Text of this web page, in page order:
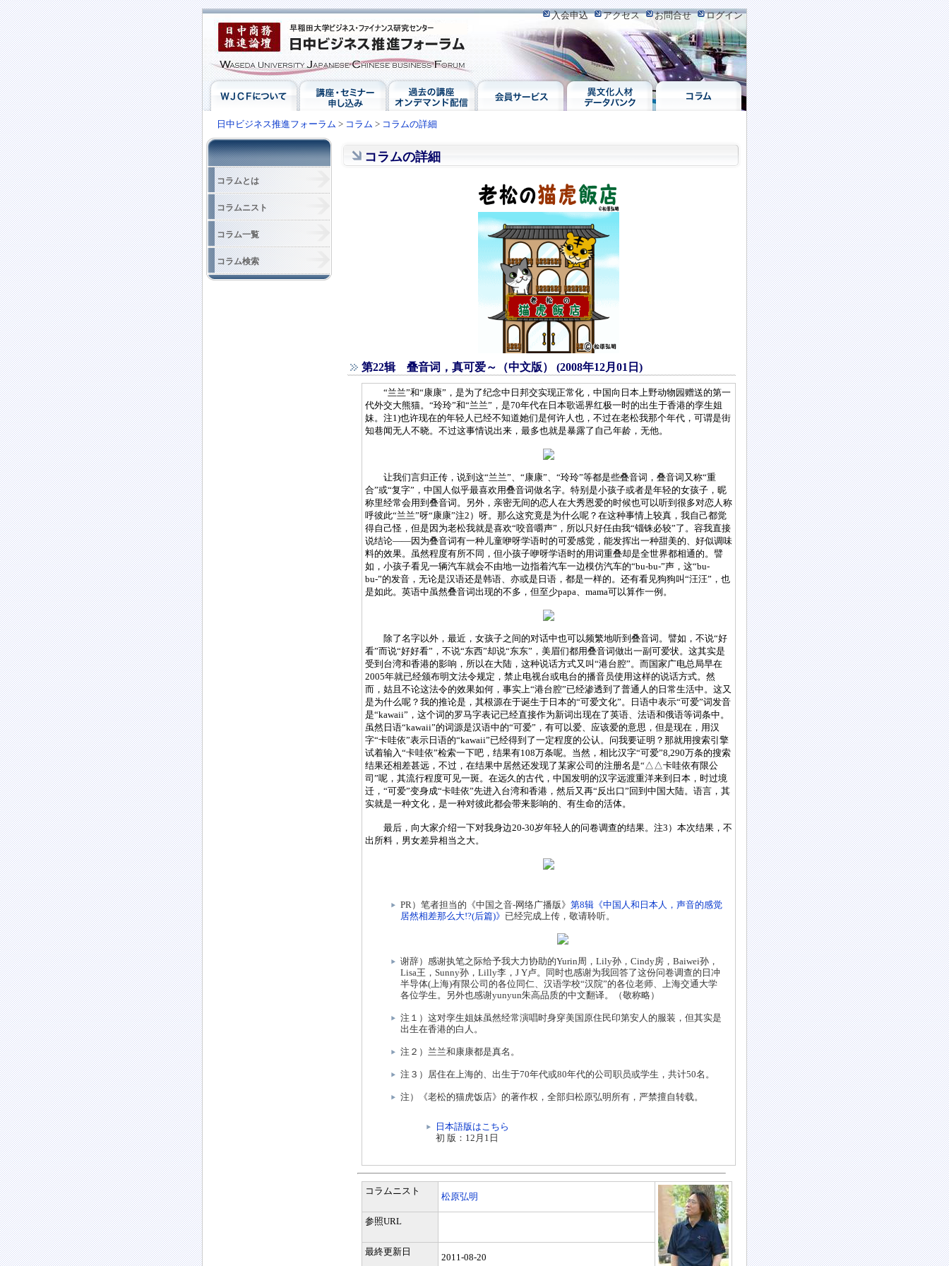
入会申込 アクセス お問合せ ログイン
日中ビジネス推進フォーラム > コラム > コラムの詳細
コラムとは
コラムニスト
コラム一覧
コラム検索
コラムの詳細
第22辑 叠音词，真可爱～（中文版） (2008年12月01日)
“兰兰”和“康康”，是为了纪念中日邦交实现正常化，中国向日本上野动物园赠送的第一
代外交大熊猫。“玲玲”和“兰兰”，是70年代在日本歌谣界红极一时的出生于香港的孪生姐
妹。注1)也许现在的年轻人已经不知道她们是何许人也，不过在老松我那个年代，可谓是街
知巷闻无人不晓。不过这事情说出来，最多也就是暴露了自己年龄，无他。
让我们言归正传，说到这“兰兰”、“康康”、“玲玲”等都是些叠音词，叠音词又称“重
合”或“复字”，中国人似乎最喜欢用叠音词做名字。特别是小孩子或者是年轻的女孩子，昵
称里经常会用到叠音词。另外，亲密无间的恋人在大秀恩爱的时候也可以听到很多对恋人称
呼彼此“兰兰”呀“康康”注2）呀。那么这究竟是为什么呢？在这种事情上较真，我自己都觉
得自己怪，但是因为老松我就是喜欢“咬音嚼声”，所以只好任由我“锱铢必较”了。容我直接
说结论——因为叠音词有一种儿童咿呀学语时的可爱感觉，能发挥出一种甜美的、好似调味
料的效果。虽然程度有所不同，但小孩子咿呀学语时的用词重叠却是全世界都相通的。譬
如，小孩子看见一辆汽车就会不由地一边指着汽车一边模仿汽车的“bu-bu-”声，这“bu-
bu-”的发音，无论是汉语还是韩语、亦或是日语，都是一样的。还有看见狗狗叫“汪汪”，也
是如此。英语中虽然叠音词出现的不多，但至少papa、mama可以算作一例。
除了名字以外，最近，女孩子之间的对话中也可以频繁地听到叠音词。譬如，不说“好
看”而说“好好看”，不说“东西”却说“东东”，美眉们都用叠音词做出一副可爱状。这其实是
受到台湾和香港的影响，所以在大陆，这种说话方式又叫“港台腔”。而国家广电总局早在
2005年就已经颁布明文法令规定，禁止电视台或电台的播音员使用这样的说话方式。然
而，姑且不论这法令的效果如何，事实上“港台腔”已经渗透到了普通人的日常生活中。这又
是为什么呢？我的推论是，其根源在于诞生于日本的“可爱文化”。日语中表示“可爱”词发音
是“kawaii”，这个词的罗马字表记已经直接作为新词出现在了英语、法语和俄语等词条中。
虽然日语“kawaii”的词源是汉语中的“可爱”，有可以爱、应该爱的意思，但是现在，用汉
字“卡哇依”表示日语的“kawaii”已经得到了一定程度的公认。问我要证明？那就用搜索引擎
试着输入“卡哇依”检索一下吧，结果有108万条呢。当然，相比汉字“可爱”8,290万条的搜索
结果还相差甚远，不过，在结果中居然还发现了某家公司的注册名是“△△卡哇依有限公
司”呢，其流行程度可见一斑。在远久的古代，中国发明的汉字远渡重洋来到日本，时过境
迁，“可爱”变身成“卡哇依”先进入台湾和香港，然后又再“反出口”回到中国大陆。语言，其
实就是一种文化，是一种对彼此都会带来影响的、有生命的活体。
最后，向大家介绍一下对我身边20-30岁年轻人的问卷调查的结果。注3）本次结果，不
出所料，男女差异相当之大。
PR）笔者担当的《中国之音-网络广播版》 第8辑《中国人和日本人，声音的感觉
居然相差那么大!?(后篇)》 已经完成上传，敬请聆听。
谢辞）感谢执笔之际给予我大力协助的Yurin周，Lily孙，Cindy房，Baiwei孙，
Lisa王，Sunny孙，Lilly李，J Y卢。同时也感谢为我回答了这份问卷调查的日冲
半导体(上海)有限公司的各位同仁、汉语学校“汉院”的各位老师、上海交通大学
各位学生。另外也感谢yunyun朱高品质的中文翻译。（敬称略）
注１）这对孪生姐妹虽然经常演唱时身穿美国原住民印第安人的服装，但其实是
出生在香港的白人。
注２）兰兰和康康都是真名。
注３）居住在上海的、出生于70年代或80年代的公司职员或学生，共计50名。
注）《老松的猫虎饭店》的著作权，全部归松原弘明所有，严禁擅自转载。
日本語版はこちら
初 版：12月1日
コラムニスト
松原弘明
参照URL
最終更新日
2011-08-20